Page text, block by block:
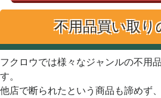
不用品買い取り
フクロウでは様々なジャンルの不用
す。
他店で断られたという商品も諦めず